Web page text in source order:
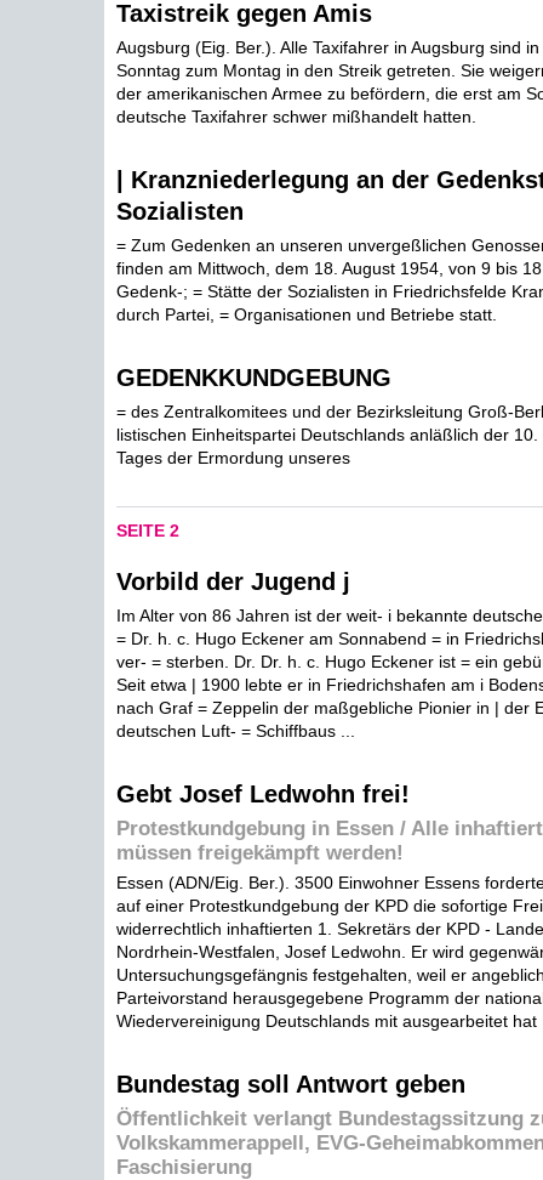
Taxistreik gegen Amis
Augsburg (Eig. Ber.). Alle Taxifahrer in Augsburg sind
Sonntag zum Montag in den Streik getreten. Sie
der amerikanischen Armee zu befördern, die erst am
deutsche Taxifahrer schwer mißhandelt hatten.
| Kranzniederlegung an der
Sozialisten
= Zum Gedenken an unseren unvergeßlichen
finden am Mittwoch, dem 18. August 1954, von 9 bis
Gedenk-; = Stätte der Sozialisten in Friedrichsfelde
durch Partei, = Organisationen und Betriebe statt.
GEDENKKUNDGEBUNG
= des Zentralkomitees und der Bezirksleitung Groß-
listischen Einheitspartei Deutschlands anläßlich der
Tages der Ermordung unseres
SEITE 2
Vorbild der Jugend j
Im Alter von 86 Jahren ist der weit- i bekannte
= Dr. h. c. Hugo Eckener am Sonnabend = in
ver- = sterben. Dr. Dr. h. c. Hugo Eckener ist = ein
Seit etwa | 1900 lebte er in Friedrichshafen am i
nach Graf = Zeppelin der maßgebliche Pionier in | der
deutschen Luft- = Schiffbaus ...
Gebt Josef Ledwohn frei!
Protestkundgebung in Essen / Alle
müssen freigekämpft werden!
Essen (ADN/Eig. Ber.). 3500 Einwohner Essens
auf einer Protestkundgebung der KPD die sofortige
widerrechtlich inhaftierten 1. Sekretärs der KPD -
Nordrhein-Westfalen, Josef Ledwohn. Er wird
Untersuchungsgefängnis festgehalten, weil er
Parteivorstand herausgegebene Programm der
Wiedervereinigung Deutschlands mit ausgearbeitet hat
Bundestag soll Antwort geben
Öffentlichkeit verlangt Bundestagssitzung
Volkskammerappell, EVG-
Faschisierung